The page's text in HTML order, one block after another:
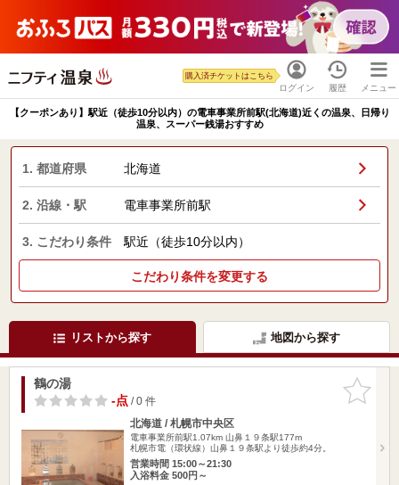
ログイン
購入済チケットはこちら
履歴 メニュー
【クーポンあり】駅近（徒歩10分以内）の電車事業所前駅(北海道)近くの温泉、日帰り
温泉、スーパー銭湯おすすめ
1. 都道府県 北海道
2. 沿線・駅 電車事業所前駅
3. こだわり条件 駅近（徒歩10分以内）
こだわり条件を変更する
リストから探す 地図から探す
お気に入
りに追加
鶴の湯
-点/ 0 件
北海道 / 札幌市中央区
電車事業所前駅1.07km 山鼻１９条駅177m
札幌市電（環状線）山鼻１９条駅より徒歩約4分。
営業時間 15:00～21:30
入浴料金 500円～